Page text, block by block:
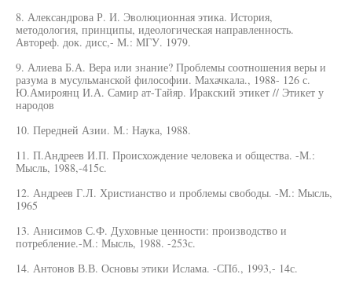
8. Александрова Р. И. Эволюционная этика. История,
методология, принципы, идеологическая направленность.
Автореф. док. дисс,- М.: МГУ. 1979.
9. Алиева Б.А. Вера или знание? Проблемы соотношения веры и
разума в мусульманской философии. Махачкала., 1988- 126 с.
Ю.Амироянц И.А. Самир ат-Тайяр. Иракский этикет // Этикет у
народов
10. Передней Азии. М.: Наука, 1988.
11. П.Андреев И.П. Происхождение человека и общества. -М.:
Мысль, 1988,-415с.
12. Андреев Г.Л. Христианство и проблемы свободы. -М.: Мысль,
1965
13. Анисимов С.Ф. Духовные ценности: производство и
потребление.-М.: Мысль, 1988. -253с.
14. Антонов В.В. Основы этики Ислама. -СПб., 1993,- 14с.